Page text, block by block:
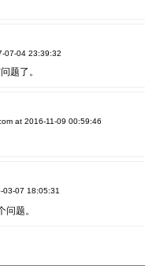
07-04 23:39:32
题了。
at 2016-11-09 00:59:46
03-07 18:05:31
题。